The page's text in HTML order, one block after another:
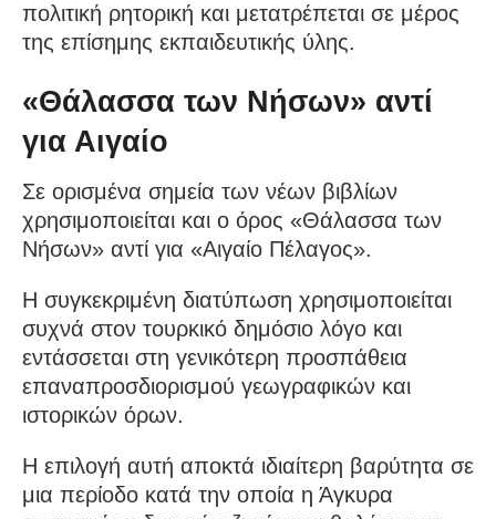
πολιτική ρητορική και μετατρέπεται σε μέρος
της επίσημης εκπαιδευτικής ύλης.
«Θάλασσα των Νήσων» αντί
για Αιγαίο
Σε ορισμένα σημεία των νέων βιβλίων
χρησιμοποιείται και ο όρος «Θάλασσα των
Νήσων» αντί για «Αιγαίο Πέλαγος».
Η συγκεκριμένη διατύπωση χρησιμοποιείται
συχνά στον τουρκικό δημόσιο λόγο και
εντάσσεται στη γενικότερη προσπάθεια
επαναπροσδιορισμού γεωγραφικών και
ιστορικών όρων.
Η επιλογή αυτή αποκτά ιδιαίτερη βαρύτητα σε
μια περίοδο κατά την οποία η Άγκυρα